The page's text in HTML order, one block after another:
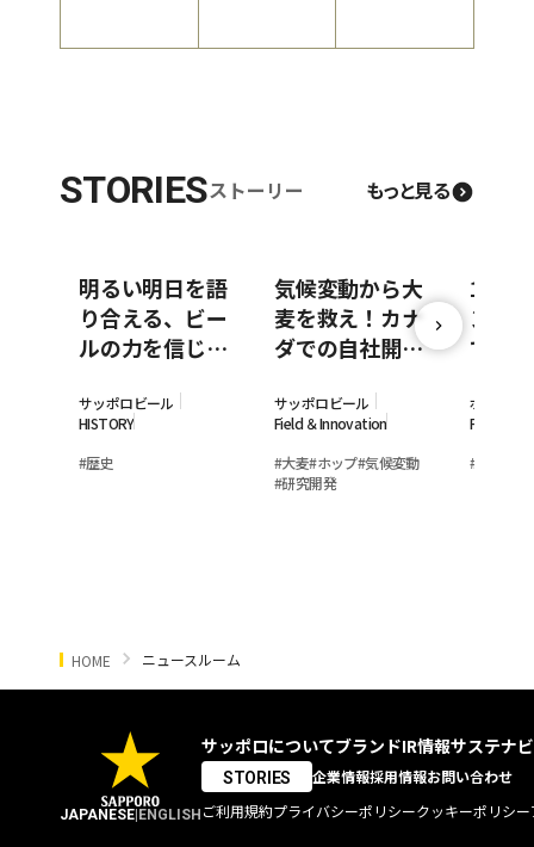
STORIESストーリー もっと見る
明るい明日を語
り合える、ビー
ルの力を信じて
ールと乾杯の歴
史
サッポロビール
HISTORY
#歴史
気候変動から大
麦を救え！カナ
ダでの自社開発
している若手女
性研究員
サッポロビール
Field ＆Innovation
#大麦#ホップ#気候変動
#研究開発
100
ン事
て。
モン
の裏側
ポッカサ
Field ＆
#
HOME ニュースルーム
JAPANESE|ENGLISH
サッポロについてブランドIR情報サステナ
STORIES 企業情報採用情報お問い合わせ
ご利用規約プライバシーポリシークッキーポリシー